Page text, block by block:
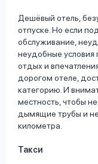
Дешёвый отель,
отпуске. Но если
обслуживание,
неудобные условия
отдых и
дорогом отеле,
категорию. И
местность, чтобы
дымящие трубы и
километра.
Такси